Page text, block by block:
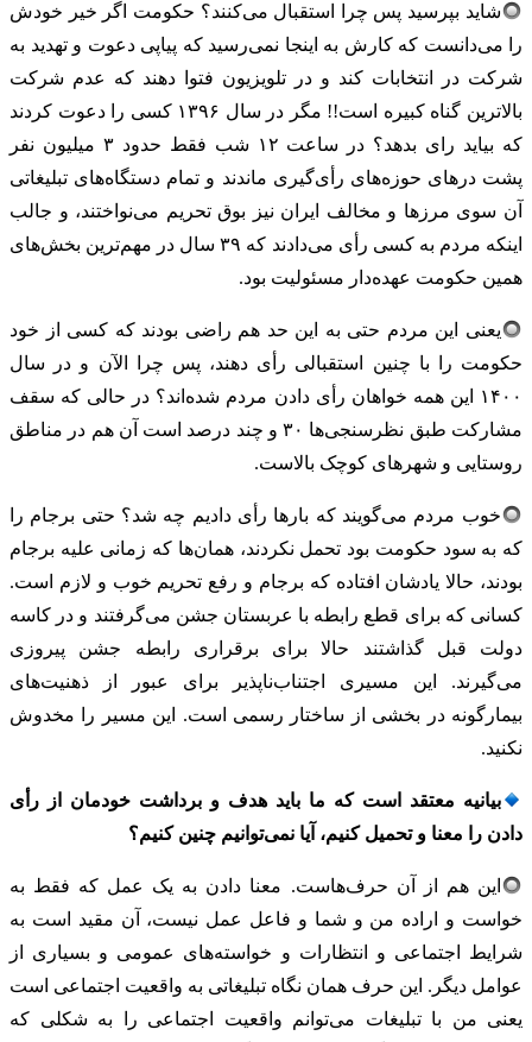
شاید بپرسید پس چرا استقبال می‌کنند؟ حکومت اگر خیر خودش
را می‌دانست که کارش به اینجا نمی‌رسید که پیاپی دعوت و تهدید به
شرکت در انتخابات کند و در تلویزیون فتوا دهند که عدم شرکت
بالاترین گناه کبیره است!! مگر در سال ۱۳۹۶ کسی را دعوت کردند
که بیاید رای بدهد؟ در ساعت ۱۲ شب فقط حدود ۳ میلیون نفر
پشت درهای حوزه‌های رأی‌گیری ماندند و تمام دستگاه‌های تبلیغاتی
آن سوی مرزها و مخالف ایران نیز بوق تحریم می‌نواختند، و جالب
اینکه مردم به کسی رأی می‌دادند که ۳۹ سال در مهم‌ترین بخش‌های
همین حکومت عهده‌دار مسئولیت بود.
یعنی این مردم حتی به این حد هم راضی بودند که کسی از خود
حکومت را با چنین استقبالی رأی دهند، پس چرا الآن و در سال
۱۴۰۰ این همه خواهان رأی دادن مردم شده‌اند؟ در حالی که سقف
مشارکت طبق نظرسنجی‌ها ۳۰ و چند درصد است آن هم در مناطق
روستایی و شهرهای کوچک بالاست.
خوب مردم می‌گویند که بارها رأی دادیم چه شد؟ حتی برجام را
که به سود حکومت بود تحمل نکردند، همان‌ها که زمانی علیه برجام
بودند، حالا یادشان افتاده که برجام و رفع تحریم خوب و لازم است.
کسانی که برای قطع رابطه با عربستان جشن می‌گرفتند و در کاسه
دولت قبل گذاشتند حالا برای برقراری رابطه جشن پیروزی
می‌گیرند. این مسیری اجتناب‌ناپذیر برای عبور از ذهنیت‌های
بیمارگونه در بخشی از ساختار رسمی است. این مسیر را مخدوش
نکنید.
بیانیه معتقد است که ما باید هدف و برداشت خودمان از رأی
دادن را معنا و تحمیل کنیم، آیا نمی‌توانیم چنین کنیم؟
این هم از آن حرف‌هاست. معنا دادن به یک عمل که فقط به
خواست و اراده من و شما و فاعل عمل نیست، آن مقید است به
شرایط اجتماعی و انتظارات و خواسته‌های عمومی و بسیاری از
عوامل دیگر. این حرف همان نگاه تبلیغاتی به واقعیت اجتماعی است
یعنی من با تبلیغات می‌توانم واقعیت اجتماعی را به شکلی که